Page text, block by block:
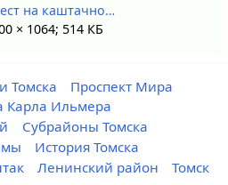
Крест на каштачной горе DSC44085.jpg
× 1064; 514 КБ
Томска
Проспект Мира
Карла Ильмера
Субрайоны Томска
История Томска
Ленинский район Томск